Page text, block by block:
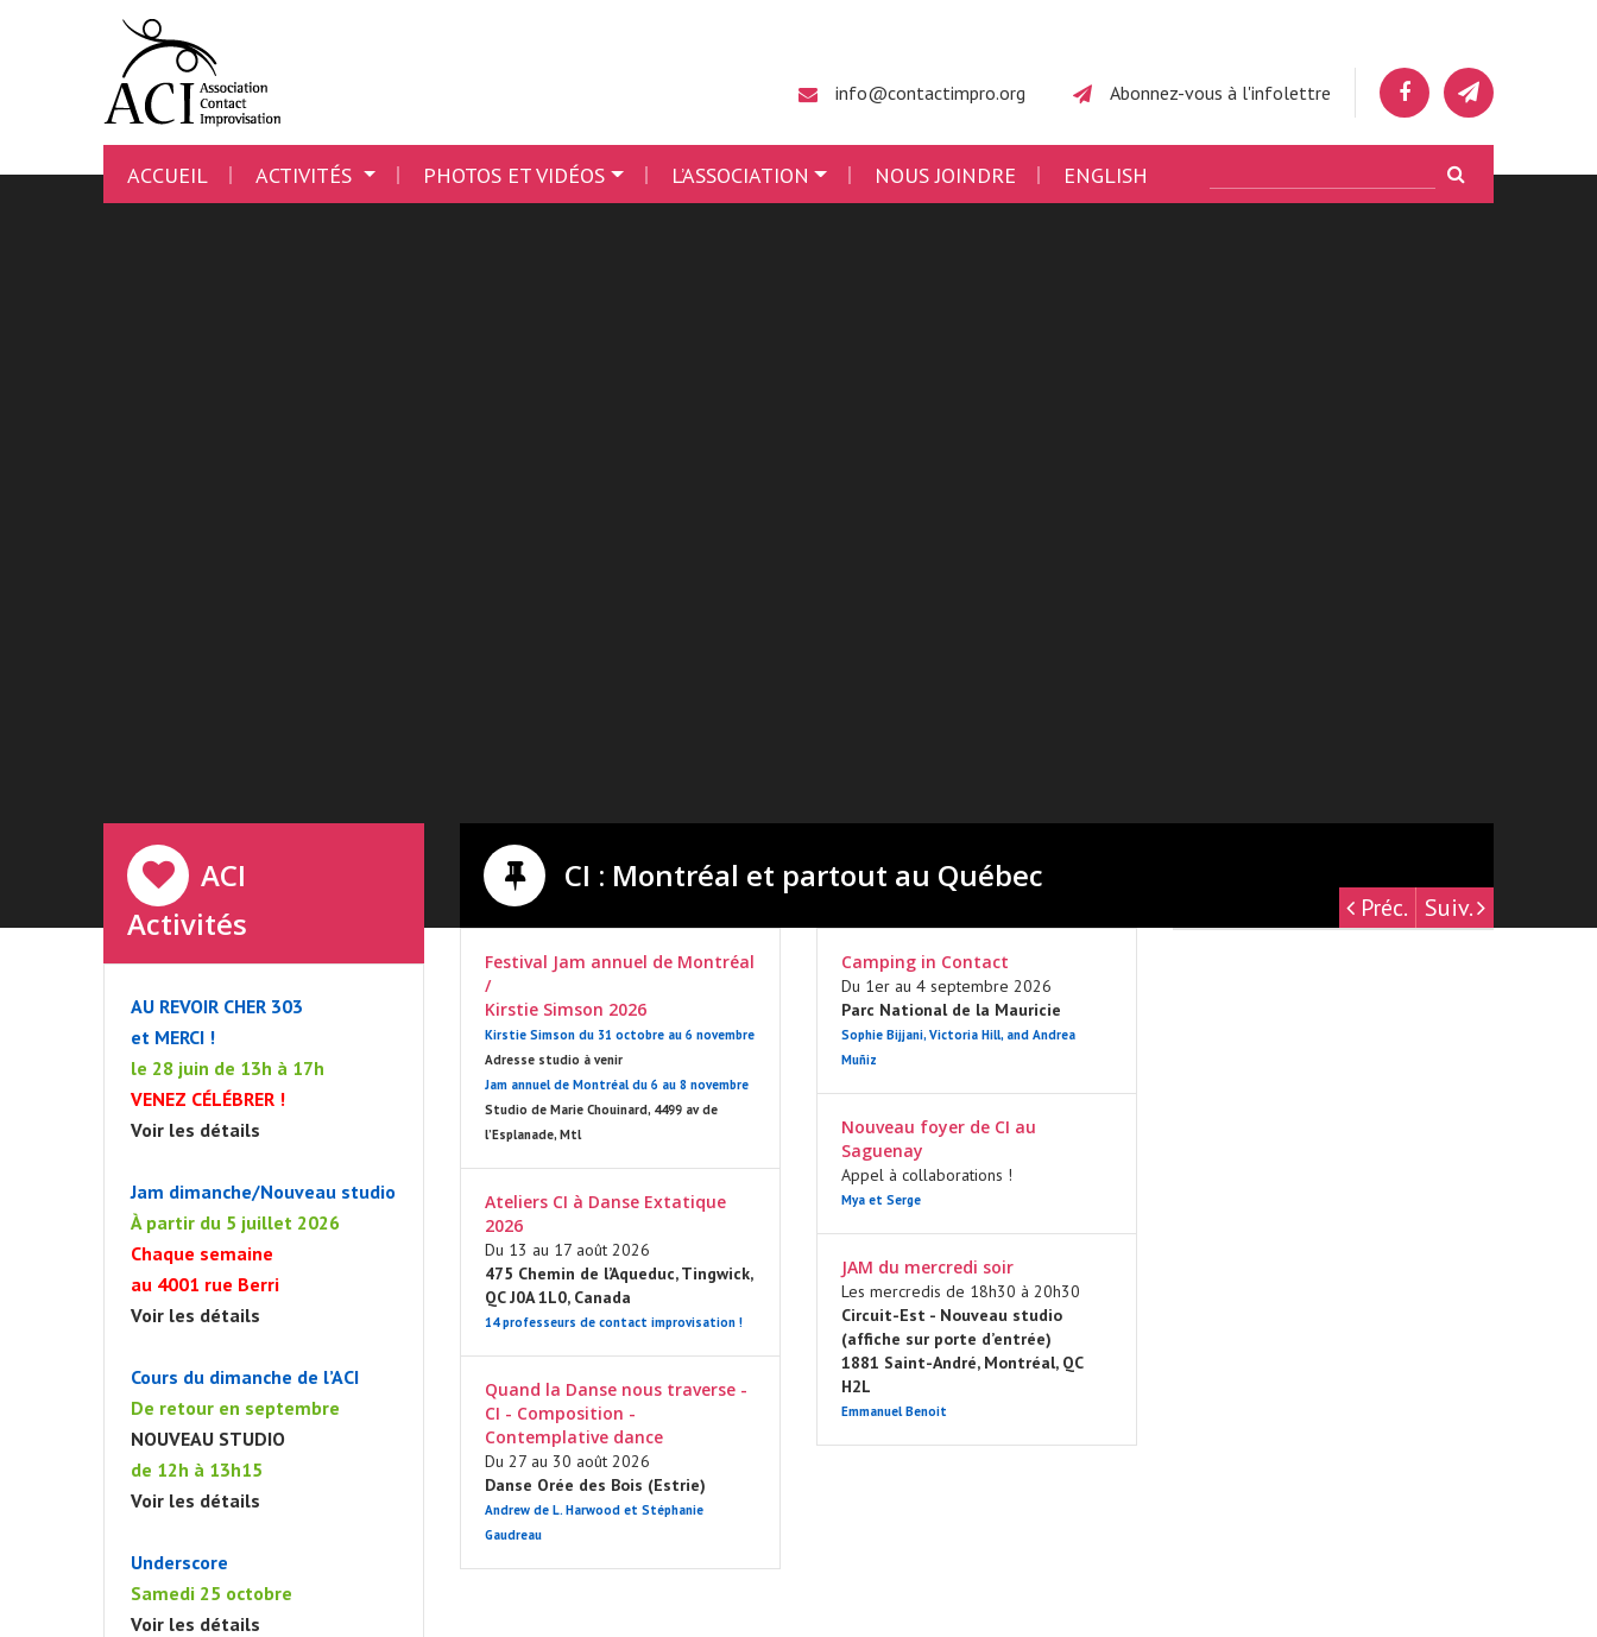
info@contactimpro.org Abonnez-vous à l'infolettre
ACCUEIL ACTIVITÉS PHOTOS ET VIDÉOS L’ASSOCIATION NOUS JOINDRE ENGLISH
JAM DU DIMANCHE
À PARTIR DU 5 JUILLET 2026 - CHAQUE SEMAINE AU 4001 RUE BERRI À MONTRÉAL
ACI
Activités
AU REVOIR CHER 303
et MERCI !
le 28 juin de 13h à 17h
VENEZ CÉLÉBRER !
Voir les détails
Jam dimanche/Nouveau studio
À partir du 5 juillet 2026
Chaque semaine
au 4001 rue Berri
Voir les détails
Cours du dimanche de l’ACI
De retour en septembre
NOUVEAU STUDIO
de 12h à 13h15
Voir les détails
Underscore
Samedi 25 octobre
Voir les détails
CI : Montréal et partout au Québec
Préc. Suiv.
Festival Jam annuel de Montréal
/
Kirstie Simson 2026
Kirstie Simson du 31 octobre au 6 novembre
Adresse studio à venir
Jam annuel de Montréal du 6 au 8 novembre
Studio de Marie Chouinard, 4499 av de
l’Esplanade, Mtl
Ateliers CI à Danse Extatique
2026
Du 13 au 17 août 2026
475 Chemin de l’Aqueduc, Tingwick,
QC J0A 1L0, Canada
14 professeurs de contact improvisation !
Quand la Danse nous traverse -
CI - Composition -
Contemplative dance
Du 27 au 30 août 2026
Danse Orée des Bois (Estrie)
Andrew de L. Harwood et Stéphanie
Gaudreau
Camping in Contact
Du 1er au 4 septembre 2026
Parc National de la Mauricie
Sophie Bijjani, Victoria Hill, and Andrea
Muñiz
Nouveau foyer de CI au
Saguenay
Appel à collaborations !
Mya et Serge
JAM du mercredi soir
Les mercredis de 18h30 à 20h30
Circuit-Est - Nouveau studio
(affiche sur porte d’entrée)
1881 Saint-André, Montréal, QC
H2L
Emmanuel Benoit